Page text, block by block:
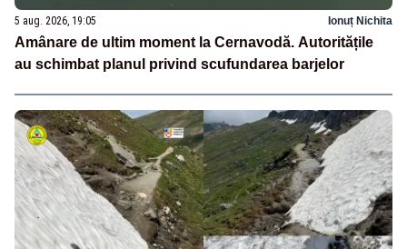
5 aug. 2026, 19:05 Ionuț Nichita
Amânare de ultim moment la Cernavodă. Autoritățile
au schimbat planul privind scufundarea barjelor